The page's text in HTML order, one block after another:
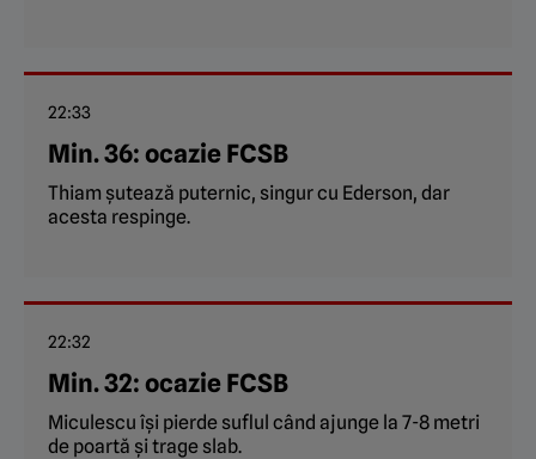
22:33
Min. 36: ocazie FCSB
Thiam șutează puternic, singur cu Ederson, dar
acesta respinge.
22:32
Min. 32: ocazie FCSB
Miculescu își pierde suflul când ajunge la 7-8 metri
de poartă și trage slab.